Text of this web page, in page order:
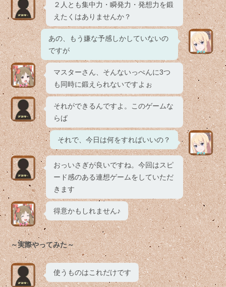
２人とも集中力・瞬発力・発想力を鍛
えたくはありませんか？
あの、もう嫌な予感しかしていないの
ですが
マスターさん、そんないっぺんに3つ
も同時に鍛えられないですよぉ
それができるんですよ。このゲームな
らば
それで、今日は何をすればいいの？
おっいさぎが良いですね。今回はスピ
ード感のある連想ゲームをしていただ
きます
得意かもしれません♪
～実際やってみた～
使うものはこれだけです